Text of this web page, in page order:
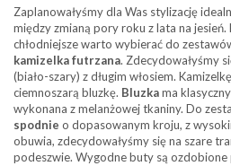
Zaplanowałyśmy dla Was stylizację
między zmianą pory roku z lata na
chłodniejsze warto wybierać do
kamizelka futrzana. Zdecydowałyśmy
(biało-szary) z długim włosiem.
ciemnoszarą bluzkę. Bluzkama
wykonana z melanżowej tkaniny. Do
spodnie o dopasowanym kroju, z
obuwia, zdecydowałyśmy się na szare
podeszwie. Wygodne buty są ozdobione